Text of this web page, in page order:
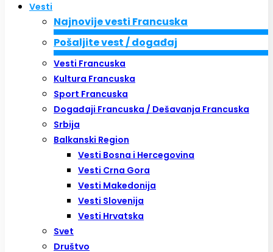
Vesti
Najnovije vesti Francuska
Pošaljite vest / događaj
Vesti Francuska
Kultura Francuska
Sport Francuska
Događaji Francuska / Dešavanja Francuska
Srbija
Balkanski Region
Vesti Bosna i Hercegovina
Vesti Crna Gora
Vesti Makedonija
Vesti Slovenija
Vesti Hrvatska
Svet
Društvo